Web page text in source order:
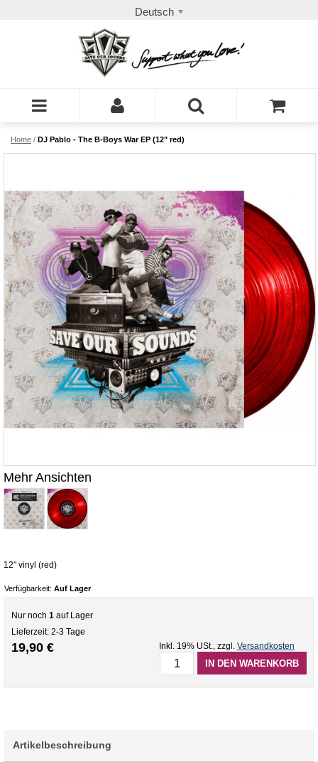
Deutsch
Home / DJ Pablo - The B-Boys War EP (12" red)
Mehr Ansichten
12" vinyl (red)
Verfügbarkeit: Auf Lager
Nur noch 1 auf Lager
Lieferzeit: 2-3 Tage
19,90 € Inkl. 19% USt., zzgl. Versandkosten
IN DEN WARENKORB
Artikelbeschreibung